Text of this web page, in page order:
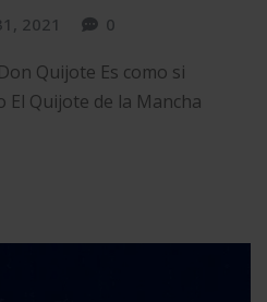
2021 0
Quijote Es como si
Quijote de la Mancha